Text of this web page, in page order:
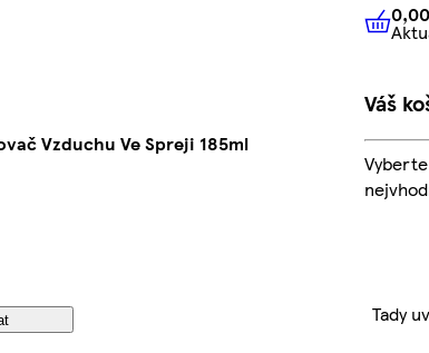
Vzduchu Ve Spreji 185ml
Váš
Tady